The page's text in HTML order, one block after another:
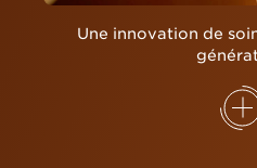
Une innovation de